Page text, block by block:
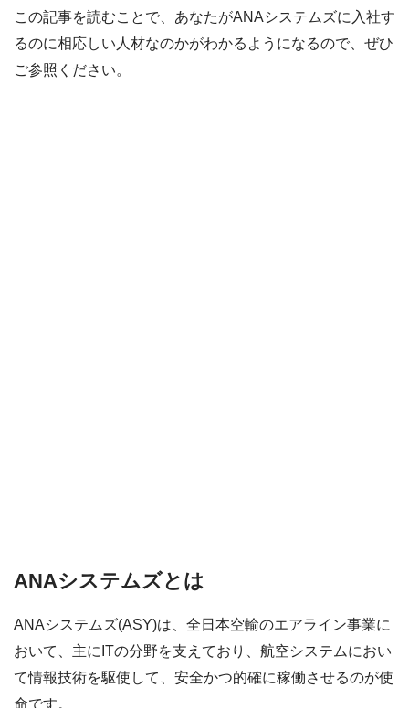
この記事を読むことで、あなたがANAシステムズに入社す
るのに相応しい人材なのかがわかるようになるので、ぜひ
ご参照ください。
ANAシステムズとは
ANAシステムズ(ASY)は、全日本空輸のエアライン事業に
おいて、主にITの分野を支えており、航空システムにおい
て情報技術を駆使して、安全かつ的確に稼働させるのが使
命です。